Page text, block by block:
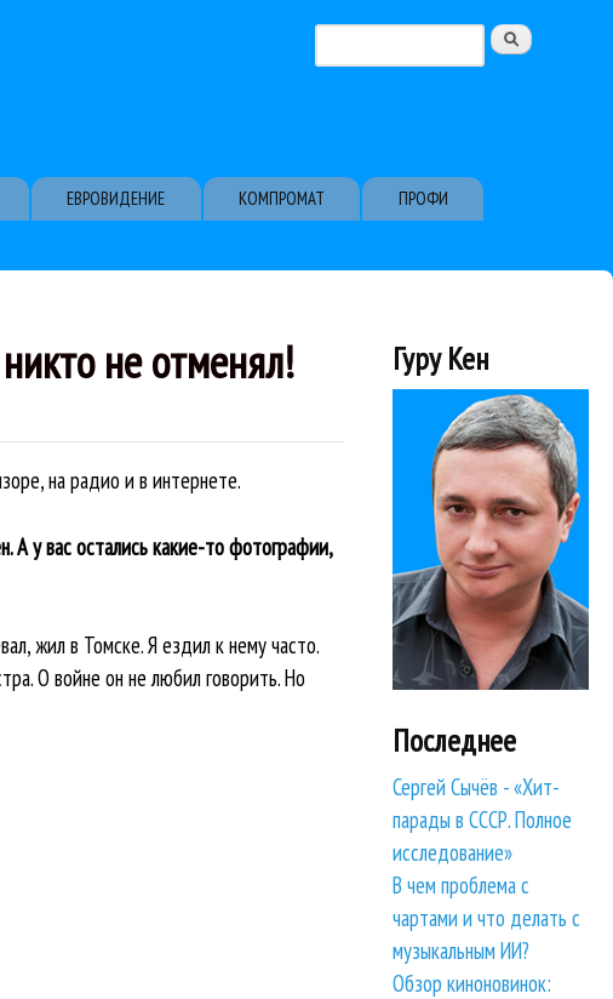
Форма поиска
ЕВРОВИДЕНИЕ КОМПРОМАТ
ПРОФИ
не отменял!
на радио и в интернете.
А у вас остались какие-то фотографии,
жил в Томске. Я ездил к нему часто.
О войне он не любил говорить. Но
Гуру Кен
Последнее
Сергей Сычёв - «Хит-
парады в СССР. Полное
исследование»
В чем проблема с
чартами и что делать с
музыкальным ИИ?
Обзор киноновинок: